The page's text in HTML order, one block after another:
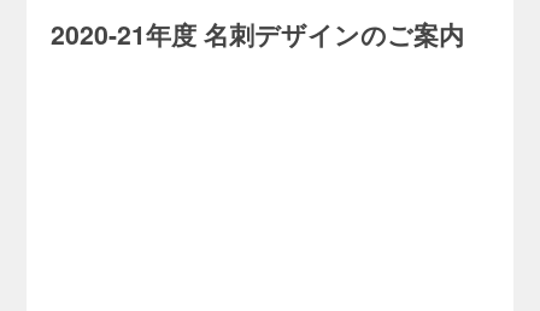
2020-21年度 名刺デザインのご案内